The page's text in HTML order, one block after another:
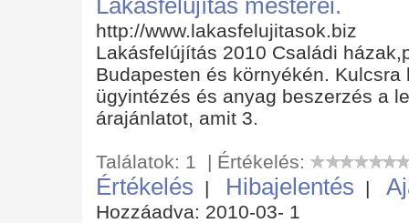
http://www.lakasfelujitasok.biz
Lakásfelújítás 2010 Családi
Budapesten és környékén.
ügyintézés és anyag beszerzés a
árajánlatot, amit 3.
Találatok: 1 | Értékelés:
Értékelés | Hibajelentés |
Hozzáadva: 2010-03- 1